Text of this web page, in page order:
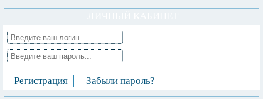
Регистрация Забыли пароль?